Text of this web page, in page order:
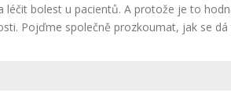
bolest u pacientů. A protože je to
Pojďme společně prozkoumat, jak se